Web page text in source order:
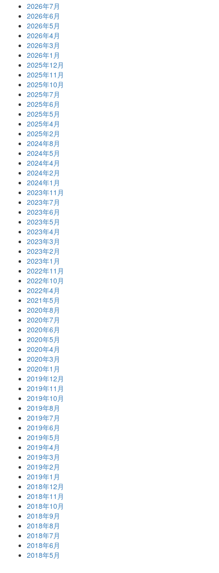
2026年7月
2026年6月
2026年5月
2026年4月
2026年3月
2026年1月
2025年12月
2025年11月
2025年10月
2025年7月
2025年6月
2025年5月
2025年4月
2025年2月
2024年8月
2024年5月
2024年4月
2024年2月
2024年1月
2023年11月
2023年7月
2023年6月
2023年5月
2023年4月
2023年3月
2023年2月
2023年1月
2022年11月
2022年10月
2022年4月
2021年5月
2020年8月
2020年7月
2020年6月
2020年5月
2020年4月
2020年3月
2020年1月
2019年12月
2019年11月
2019年10月
2019年8月
2019年7月
2019年6月
2019年5月
2019年4月
2019年3月
2019年2月
2019年1月
2018年12月
2018年11月
2018年10月
2018年9月
2018年8月
2018年7月
2018年6月
2018年5月